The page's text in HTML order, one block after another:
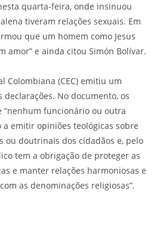
quarta-feira, onde insinuou
tiveram relações sexuais. Em
que um homem como Jesus
amor” e ainda citou Simón Bolívar.
Colombiana (CEC) emitiu um
No documento, os
“nenhum funcionário ou outra
a emitir opiniões teológicas sobre
ou doutrinais dos cidadãos e, pelo
tem a obrigação de proteger as
e manter relações harmoniosas e
as denominações religiosas”.